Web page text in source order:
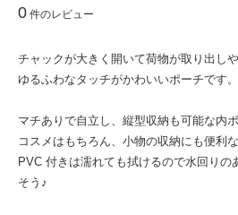
0 件のレビュー
チャックが大きく開いて荷物が取り出し
ゆるふわなタッチがかわいいポーチです。
マチありで自立し、縦型収納も可能な内ポ
コスメはもちろん、小物の収納にも便利
PVC 付きは濡れても拭けるので水回りの
そう♪